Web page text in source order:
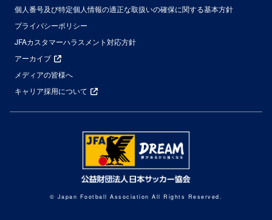
個人番号及び特定個人情報の適正な取扱いの確保に関する基本方針
プライバシーポリシー
JFAカスタマーハラスメント対応方針
アーカイブ
メディアの皆様へ
キャリア採用について
© Japan Football Association All Rights Reserved.